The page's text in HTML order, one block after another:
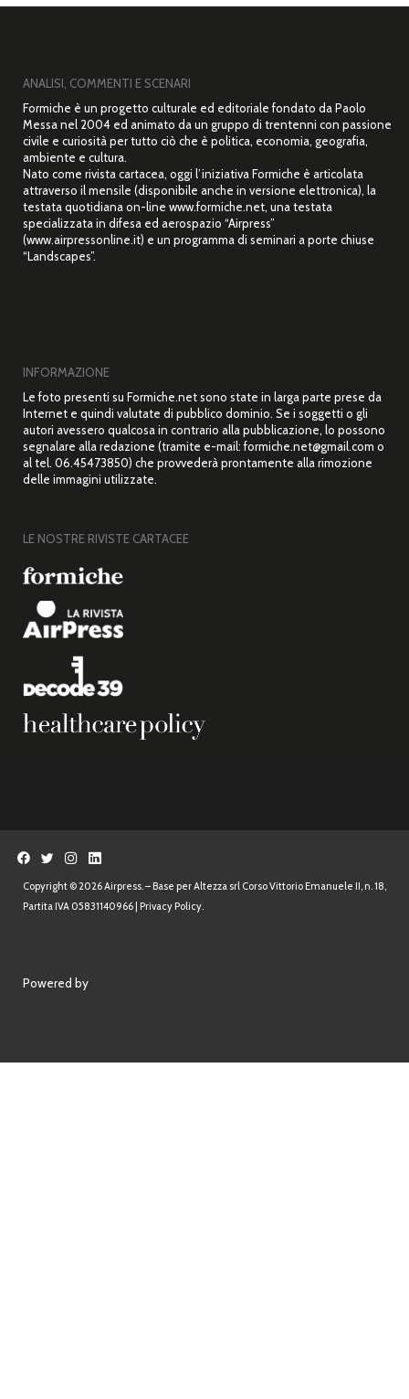
ANALISI, COMMENTI E SCENARI
Formiche è un progetto culturale ed editoriale fondato da Paolo
Messa nel 2004 ed animato da un gruppo di trentenni con passione
civile e curiosità per tutto ciò che è politica, economia, geografia,
ambiente e cultura.
Nato come rivista cartacea, oggi l’iniziativa Formiche è articolata
attraverso il mensile (disponibile anche in versione elettronica), la
testata quotidiana on-line www.formiche.net, una testata
specializzata in difesa ed aerospazio “Airpress”
(www.airpressonline.it) e un programma di seminari a porte chiuse
“Landscapes”.
INFORMAZIONE
Le foto presenti su Formiche.net sono state in larga parte prese da
Internet e quindi valutate di pubblico dominio. Se i soggetti o gli
autori avessero qualcosa in contrario alla pubblicazione, lo possono
segnalare alla redazione (tramite e-mail: formiche.net@gmail.com o
al tel. 06.45473850) che provvederà prontamente alla rimozione
delle immagini utilizzate.
LE NOSTRE RIVISTE CARTACEE
Copyright © 2026 Airpress. – Base per Altezza srl Corso Vittorio Emanuele II, n. 18,
Partita IVA 05831140966 | Privacy Policy.
Powered by